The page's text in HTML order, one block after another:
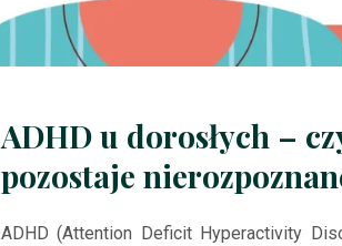
ADHD u dorosłych –
pozostaje
ADHD (Attention Deficit Hyperactivity